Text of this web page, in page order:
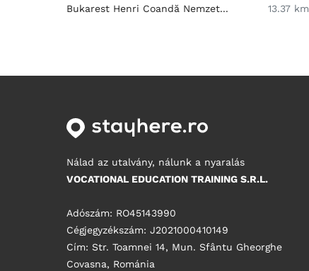
Bukarest Henri Coandă Nemzet...
13.37 km
Nálad az utalvány, nálunk a nyaralás
VOCATIONAL EDUCATION TRAINING S.R.L.
Adószám: RO45143990
Cégjegyzékszám: J2021000410149
Cím: Str. Toamnei 14, Mun. Sfântu Gheorghe
Covasna, Románia